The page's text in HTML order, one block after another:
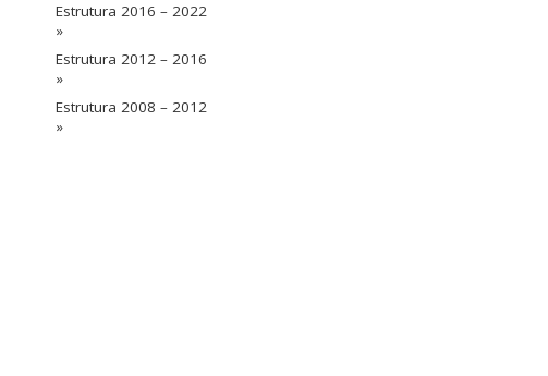
Estrutura 2016 – 2022
»
Estrutura 2012 – 2016
»
Estrutura 2008 – 2012
»